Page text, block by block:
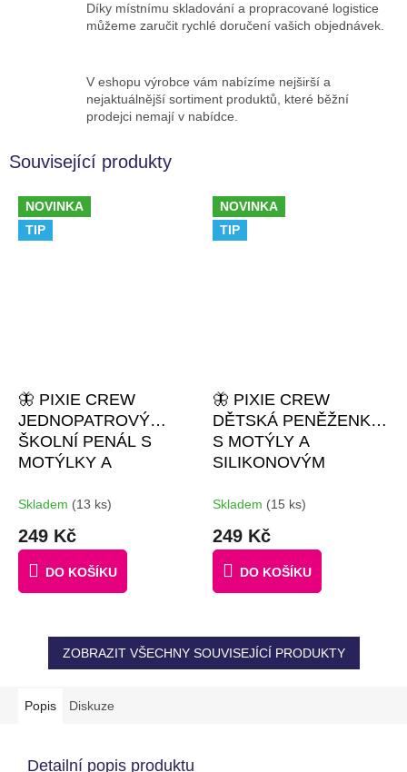
Díky místnímu skladování a propracované logistice
můžeme zaručit rychlé doručení vašich objednávek.
V eshopu výrobce vám nabízíme nejširší a
nejaktuálnější sortiment produktů, které běžní
prodejci nemají v nabídce.
Související produkty
NOVINKA
TIP
🦋 PIXIE CREW
JEDNOPATROVÝ
ŠKOLNÍ PENÁL S
MOTÝLKY A
PANELEM#GIFTS
#BROŽURKA
KREATIVNÍCH
NÁPADŮ | 30 MALÝCH
PIXELŮ ZDARMA
Skladem (13 ks)
249 Kč
DO KOŠÍKU
NOVINKA
TIP
🦋 PIXIE CREW
DĚTSKÁ PENĚŽENKA
S MOTÝLY A
SILIKONOVÝM
KS PIXELŮ
Skladem (15 ks)
249 Kč
DO KOŠÍKU
ZOBRAZIT VŠECHNY SOUVISEJÍCÍ PRODUKTY
Popis Diskuze
Detailní popis produktu